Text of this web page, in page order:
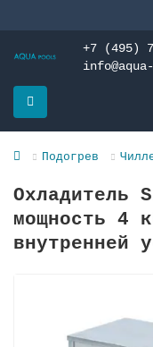
+7 (495)
Подогрев
Охладитель
мощность 4
внутренней